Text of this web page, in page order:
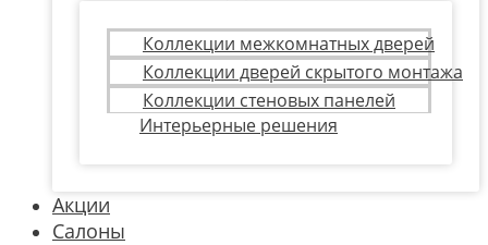
Коллекции межкомнатных дверей
Коллекции дверей скрытого монтажа
Коллекции стеновых панелей
Интерьерные решения
Акции
Салоны